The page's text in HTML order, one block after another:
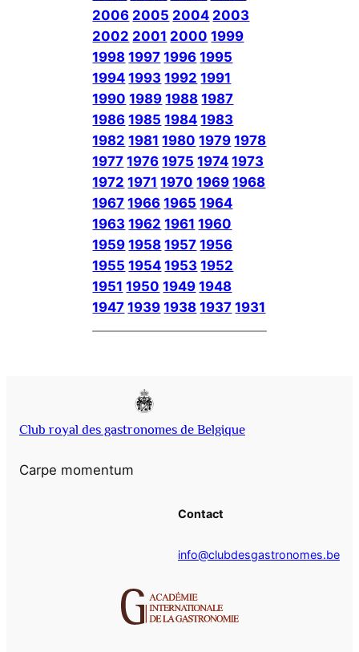
2006 2005 2004 2003
2002 2001 2000 1999
1998 1997 1996 1995
1994 1993 1992 1991
1990 1989 1988 1987
1986 1985 1984 1983
1982 1981 1980 1979 1978
1977 1976 1975 1974 1973
1972 1971 1970 1969 1968
1967 1966 1965 1964
1963 1962 1961 1960
1959 1958 1957 1956
1955 1954 1953 1952
1951 1950 1949 1948
1947 1939 1938 1937 1931
Club royal des gastronomes de Belgique
Carpe momentum
Contact
info@clubdesgastronomes.be